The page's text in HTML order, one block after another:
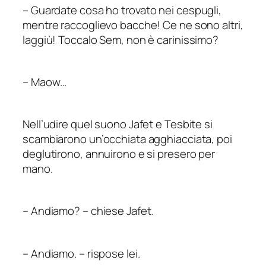
–Guardate cosa ho trovato nei cespugli,
mentre raccoglievo bacche! Ce ne sono altri,
laggiù! Toccalo Sem, non è carinissimo?
– Maow…
Nell’udire quel suono Jafet e Tesbite si
scambiarono un’occhiata agghiacciata, poi
deglutirono, annuirono e si presero per
mano.
–Andiamo? – chiese Jafet.
–Andiamo. – rispose lei.